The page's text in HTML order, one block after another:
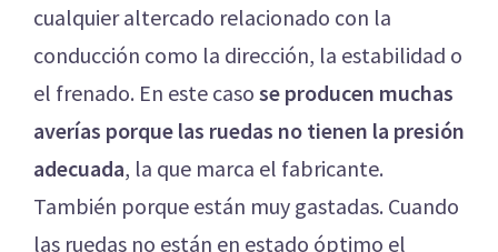
cualquier altercado relacionado con la
conducción como la dirección, la estabilidad o
el frenado. En este caso se producen muchas
averías porque las ruedas no tienen la presión
adecuada, la que marca el fabricante.
También porque están muy gastadas. Cuando
las ruedas no están en estado óptimo el